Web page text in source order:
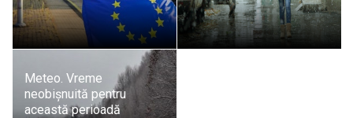
Meteo. Vreme
neobișnuită pentru
această perioadă